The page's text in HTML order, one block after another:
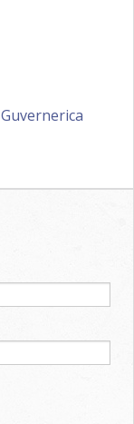
Guvernerica